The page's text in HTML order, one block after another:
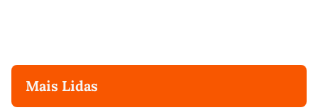
Mais Lidas